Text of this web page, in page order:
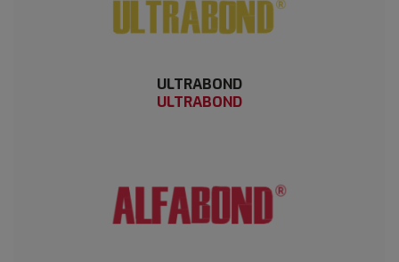
ULTRABOND
ULTRABOND